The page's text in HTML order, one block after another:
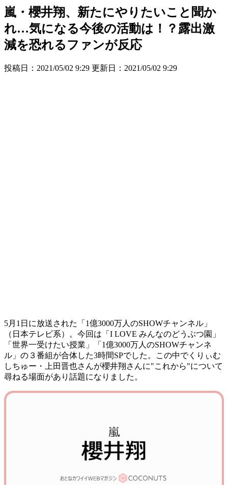
嵐・櫻井翔、新たにやりたいこと聞か
れ…気になる今後の活動は！？露出激
減を恐れるファンが反応
投稿日：2021/05/02 9:29 更新日： 2021/05/02 9:29
5月1日に放送された「1億3000万人のSHOWチャンネル」
（日本テレビ系）。今回は「I LOVE みんなのどうぶつ園」
「世界一受けたい授業」「1億3000万人のSHOWチャンネ
ル」の３番組が合体した3時間SPでした。この中でくりぃむ
しちゅー・上田晋也さんが櫻井翔さんに"これから"について
尋ねる場面があり話題になりました。